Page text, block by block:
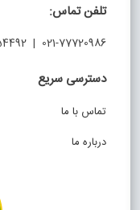
تلفن تماس:
021-77720986 | 021-22454492
دسترسی سریع
تماس با ما
درباره ما